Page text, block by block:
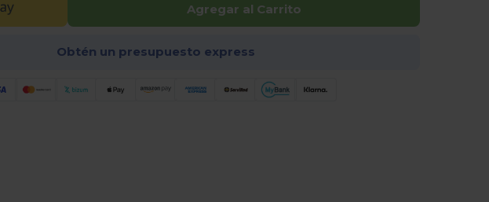
Agregar al Carrito
Obtén un presupuesto express